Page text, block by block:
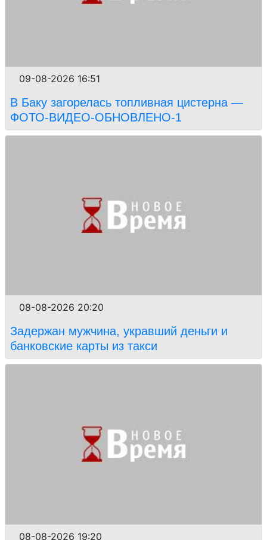
09-08-2026 16:51
В Баку загорелась топливная цистерна —
ФОТО-ВИДЕО-ОБНОВЛЕНО-1
08-08-2026 20:20
Задержан мужчина, укравший деньги и
банковские карты из такси
08-08-2026 19:20